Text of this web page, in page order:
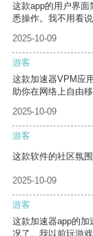
这款app的用户界
悉操作。我不用看
2025-10-09
游客
这款加速器VPM应
助你在网络上自由移
2025-10-09
游客
这款软件的社区氛
2025-10-09
游客
这款加速器app的
况了。我以前玩游